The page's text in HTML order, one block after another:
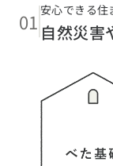
01安心できる住
自然災害